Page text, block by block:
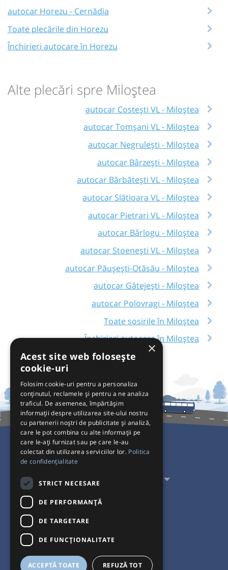
autocar Horezu - Cernădia
Toate plecările din Horezu
Închirieri autocare în Horezu
Alte plecări spre Miloștea
autocar Costești VL - Miloștea
autocar Tomșani VL - Miloștea
autocar Negrulești - Miloștea
autocar Bârzeşti - Miloștea
autocar Bărbătești VL - Miloștea
autocar Slătioara VL - Miloștea
autocar Pietrari VL - Miloștea
autocar Bârlogu - Miloștea
autocar Stoenești VL - Miloștea
autocar Păușești-Otăsău - Miloștea
autocar Gâtejești - Miloștea
autocar Polovragi - Miloștea
Toate sosirile în Miloștea
Închirieri autocare în Miloștea
Pentru Călători
Pentru Transportatori
Interacționăm
Acceptăm plăți cu
×
Acest site web folosește
cookie-uri
Folosim cookie-uri pentru a personaliza
conținutul, reclamele și pentru a ne analiza
traficul. De asemenea, împărtășim
informații despre utilizarea site-ului nostru
cu partenerii noștri de publicitate și analiză,
care le pot combina cu alte informații pe
care le-ați furnizat sau pe care le-au
colectat din utilizarea serviciilor lor. Politica
de confidențialitate
STRICT NECESARE
DE PERFORMANȚĂ
DE TARGETARE
DE FUNCŢIONALITATE
ACCEPTĂ TOATE REFUZĂ TOT